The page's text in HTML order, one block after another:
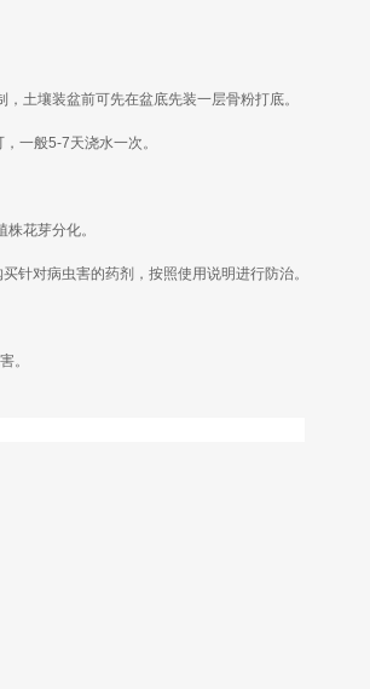
土壤装盆前可先在盆底先装一层骨粉打底。
一般5-7天浇水一次。
花芽分化。
针对病虫害的药剂，按照使用说明进行防治。
。